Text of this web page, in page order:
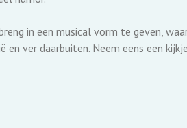
in een musical vorm te geven,
ver daarbuiten. Neem eens een